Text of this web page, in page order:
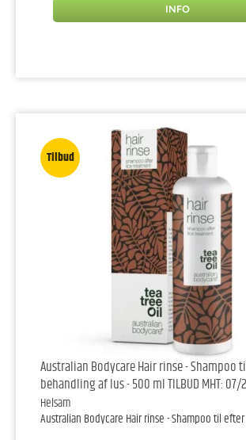
INFO
Tilbud
Australian Bodycare Hair rinse - Shampoo
behandling af lus - 500 ml TILBUD MHT: 07/
Helsam
Australian Bodycare Hair rinse - Shampoo til efter